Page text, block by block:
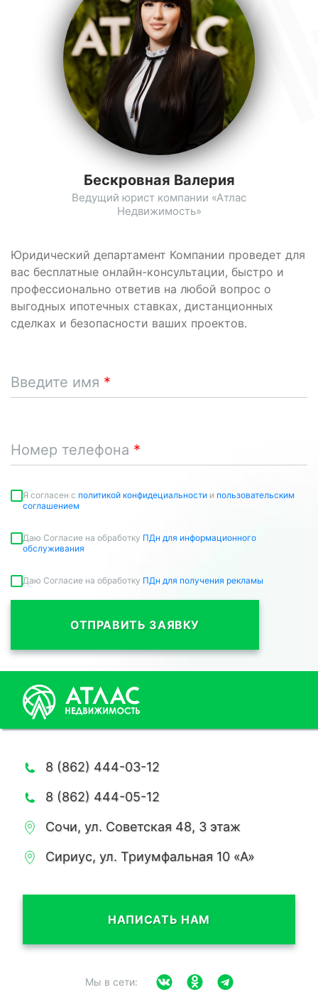
Юридический департамент Компании проведет для
вас бесплатные онлайн-консультации, быстро и
профессионально ответив на любой вопрос о
выгодных ипотечных ставках, дистанционных
сделках и безопасности ваших проектов.
Введите имя
Номер телефона
Я согласен c политикой конфидециальности и пользовательским
соглашением
Даю Согласие на обработку ПДн для информационного
обслуживания
Даю Согласие на обработку ПДн для получения рекламы
ОТПРАВИТЬ ЗАЯВКУ
Бескровная Валерия
Ведущий юрист компании «Атлас
Недвижимость»
8 (862) 444-03-12
8 (862) 444-05-12
Сочи, ул. Советская 48, 3 этаж
Сириус, ул. Триумфальная 10 «А»
НАПИСАТЬ НАМ
Мы в сети: